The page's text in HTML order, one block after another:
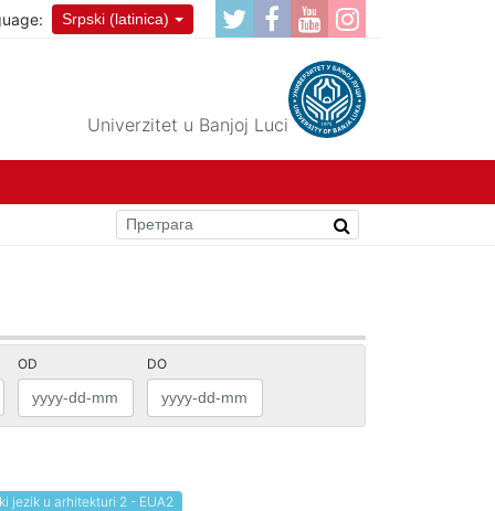
Srpski (latinica)
Univerzitet u Banjoj Luci
OD DO
jezik u arhitekturi 2 - EUA2